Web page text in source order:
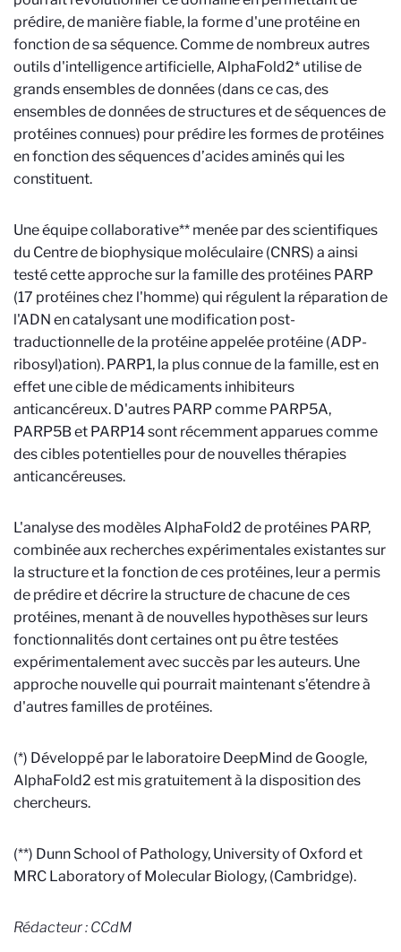
prédire, de manière fiable, la forme d'une protéine en
fonction de sa séquence. Comme de nombreux autres
outils d'intelligence artificielle, AlphaFold2* utilise de
grands ensembles de données (dans ce cas, des
ensembles de données de structures et de séquences de
protéines connues) pour prédire les formes de protéines
en fonction des séquences d’acides aminés qui les
constituent.
Une équipe collaborative** menée par des scientifiques
du Centre de biophysique moléculaire (CNRS) a ainsi
testé cette approche sur la famille des protéines PARP
(17 protéines chez l'homme) qui régulent la réparation de
l'ADN en catalysant une modification post-
traductionnelle de la protéine appelée protéine (ADP-
ribosyl)ation). PARP1, la plus connue de la famille, est en
effet une cible de médicaments inhibiteurs
anticancéreux. D'autres PARP comme PARP5A,
PARP5B et PARP14 sont récemment apparues comme
des cibles potentielles pour de nouvelles thérapies
anticancéreuses.
L'analyse des modèles AlphaFold2 de protéines PARP,
combinée aux recherches expérimentales existantes sur
la structure et la fonction de ces protéines, leur a permis
de prédire et décrire la structure de chacune de ces
protéines, menant à de nouvelles hypothèses sur leurs
fonctionnalités dont certaines ont pu être testées
expérimentalement avec succès par les auteurs. Une
approche nouvelle qui pourrait maintenant s’étendre à
d'autres familles de protéines.
(*) Développé par le laboratoire DeepMind de Google,
AlphaFold2 est mis gratuitement à la disposition des
chercheurs.
(**) Dunn School of Pathology, University of Oxford et
MRC Laboratory of Molecular Biology, (Cambridge).
Rédacteur : CCdM